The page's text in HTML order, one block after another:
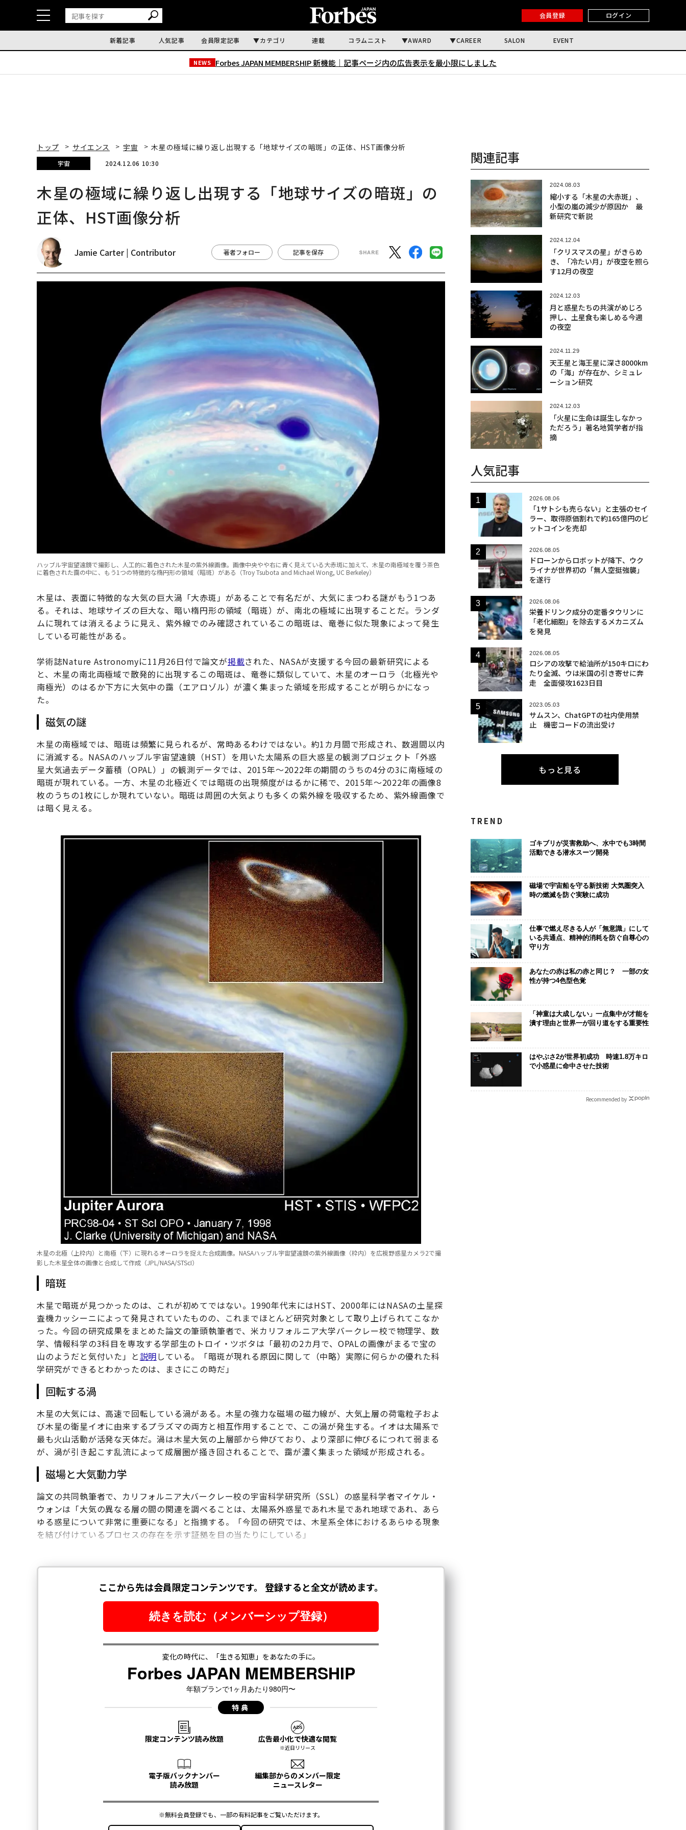
会員登録 ログイン
新着記事 人気記事 会員限定記事 カテゴリ 連載 コラムニスト AWARD CAREER SALON EVENT
NEWS Forbes JAPAN MEMBERSHIP 新機能｜ 記事ページ内の広告表示を最小限にしました
トップ サイエンス 宇宙 木星の極域に繰り返し出現する「地球サイズの暗斑」の正体、HST画像分析
宇宙 2024.12.06 10:30
木星の極域に繰り返し出現する「地球サイズの暗斑」の
正体、HST画像分析
Jamie Carter | Contributor 著者フォロー 記事を保存
ハッブル宇宙望遠鏡で撮影し、人工的に着色された木星の紫外線画像。画像中央やや右に青く見えている大赤斑に加えて、木星の南極域を覆う茶色
に着色された靄の中に、もう1つの特徴的な楕円形の領域（暗斑）がある（Troy Tsubota and Michael Wong, UC Berkeley）
木星は、表面に特徴的な大気の巨大渦「大赤斑」があることで有名だが、大気にまつわる謎がもう1つあ
る。それは、地球サイズの巨大な、暗い楕円形の領域（暗斑）が、南北の極域に出現することだ。ランダ
ムに現れては消えるように見え、紫外線でのみ確認されているこの暗斑は、竜巻に似た現象によって発生
している可能性がある。
学術誌Nature Astronomyに11月26日付で論文が掲載された、NASAが支援する今回の最新研究による
と、木星の南北両極域で散発的に出現するこの暗斑は、竜巻に類似していて、木星のオーロラ（北極光や
南極光）のはるか下方に大気中の靄（エアロゾル）が濃く集まった領域を形成することが明らかになっ
た。
磁気の謎
木星の南極域では、暗斑は頻繁に見られるが、常時あるわけではない。約1カ月間で形成され、数週間以内
に消滅する。NASAのハッブル宇宙望遠鏡（HST）を用いた太陽系の巨大惑星の観測プロジェクト「外惑
星大気過去データ蓄積（OPAL）」の観測データでは、2015年～2022年の期間のうちの4分の3に南極域の
暗斑が現れている。一方、木星の北極近くでは暗斑の出現頻度がはるかに稀で、2015年～2022年の画像8
枚のうちの1枚にしか現れていない。暗斑は周囲の大気よりも多くの紫外線を吸収するため、紫外線画像で
は暗く見える。
木星の北極（上枠内）と南極（下）に現れるオーロラを捉えた合成画像。NASAハッブル宇宙望遠鏡の紫外線画像（枠内）を広視野惑星カメラ2で撮
影した木星全体の画像と合成して作成（JPL/NASA/STScI）
暗斑
木星で暗斑が見つかったのは、これが初めてではない。1990年代末にはHST、2000年にはNASAの土星探
査機カッシーニによって発見されていたものの、これまでほとんど研究対象として取り上げられてこなか
った。今回の研究成果をまとめた論文の筆頭執筆者で、米カリフォルニア大学バークレー校で物理学、数
学、情報科学の3科目を専攻する学部生のトロイ・ツボタは「最初の2カ月で、OPALの画像がまるで宝の
山のようだと気付いた」と 説明している。「暗斑が現れる原因に関して（中略）実際に何らかの優れた科
学研究ができるとわかったのは、まさにこの時だ」
回転する渦
木星の大気には、高速で回転している渦がある。木星の強力な磁場の磁力線が、大気上層の荷電粒子およ
び木星の衛星イオに由来するプラズマの両方と相互作用することで、この渦が発生する。イオは太陽系で
最も火山活動が活発な天体だ。渦は木星大気の上層部から伸びており、より深部に伸びるにつれて弱まる
が、渦が引き起こす乱流によって成層圏が掻き回されることで、靄が濃く集まった領域が形成される。
磁場と大気動力学
論文の共同執筆者で、カリフォルニア大バークレー校の宇宙科学研究所（SSL）の惑星科学者マイケル・
ウォンは「大気の異なる層の間の関連を調べることは、太陽系外惑星であれ木星であれ地球であれ、あら
ゆる惑星について非常に重要になる」と指摘する。「今回の研究では、木星系全体におけるあらゆる現象
を結び付けているプロセスの存在を示す証拠を目の当たりにしている」
関連記事
2024.08.03
縮小する「木星の大赤斑」、
小型の嵐の減少が原因か 最
新研究で新説
2024.12.04
「クリスマスの星」がきらめ
き、「冷たい月」が夜空を照ら
す12月の夜空
2024.12.03
月と惑星たちの共演がめじろ
押し、土星食も楽しめる今週
の夜空
2024.11.29
天王星と海王星に深さ8000km
の「海」が存在か、シミュレ
ーション研究
2024.12.03
「火星に生命は誕生しなかっ
ただろう」著名地質学者が指
摘
人気記事
2026.08.06
「1サトシも売らない」と主張のセイ
ラー、取得原価割れで約165億円のビ
ットコインを売却
2026.08.05
ドローンからロボットが降下、ウク
ライナが世界初の「無人空挺強襲」
を遂行
2026.08.06
栄養ドリンク成分の定番タウリンに
「老化細胞」を除去するメカニズム
を発見
2026.08.05
ロシアの攻撃で給油所が150キロにわ
たり全滅、ウは米国の引き寄せに奔
走 全面侵攻1623日目
2023.05.03
サムスン、ChatGPTの社内使用禁
止 機密コードの流出受け
もっと見る
TREND
ゴキブリが災害救助へ、水中でも3時間
活動できる潜水スーツ開発
磁場で宇宙船を守る新技術 大気圏突入
時の燃滅を防ぐ実験に成功
仕事で燃え尽きる人が「無意識」にして
いる共通点、精神的消耗を防ぐ自尊心の
守り方
あなたの赤は私の赤と同じ？ 一部の女
性が持つ4色型色覚
「神童は大成しない」一点集中が才能を
潰す理由と世界一が回り道をする重要性
はやぶさ2が世界初成功 時速1.8万キロ
で小惑星に命中させた技術
Recommended by